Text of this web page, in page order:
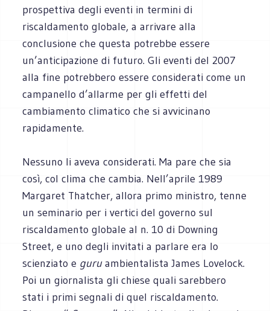
prospettiva degli eventi in termini di
riscaldamento globale, a arrivare alla
conclusione che questa potrebbe essere
un’anticipazione di futuro. Gli eventi del 2007
alla fine potrebbero essere considerati come un
campanello d’allarme per gli effetti del
cambiamento climatico che si avvicinano
rapidamente.
Nessuno li aveva considerati. Ma pare che sia
così, col clima che cambia. Nell’aprile 1989
Margaret Thatcher, allora primo ministro, tenne
un seminario per i vertici del governo sul
riscaldamento globale al n. 10 di Downing
Street, e uno degli invitati a parlare era lo
scienziato e guruambientalista James Lovelock.
Poi un giornalista gli chiese quali sarebbero
stati i primi segnali di quel riscaldamento.